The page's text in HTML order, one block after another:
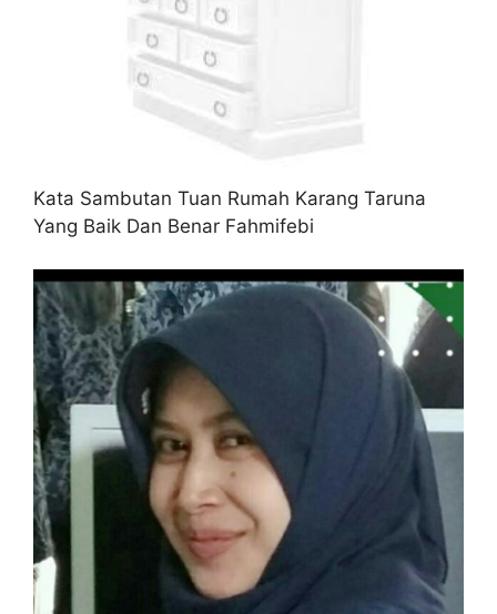
Kata Sambutan Tuan Rumah Karang Taruna
Yang Baik Dan Benar Fahmifebi